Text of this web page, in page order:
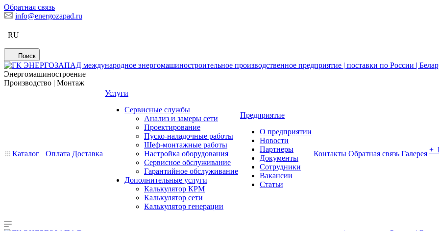
Обратная связь
info@energozapad.ru
RU
Поиск
Энергомашиностроение
Производство | Монтаж
Каталог Оплата Доставка
Услуги
Сервисные службы
Анализ и замеры сети
Проектирование
Пуско-наладочные работы
Шеф-монтажные работы
Настройка оборудования
Сервисное обслуживание
Гарантийное обслуживание
Дополнительные услуги
Калькулятор КРМ
Калькулятор сети
Калькулятор генерации
Предприятие
О предприятии
Новости
Партнеры
Документы
Сотрудники
Вакансии
Статьи
Контакты Обратная связь Галерея +